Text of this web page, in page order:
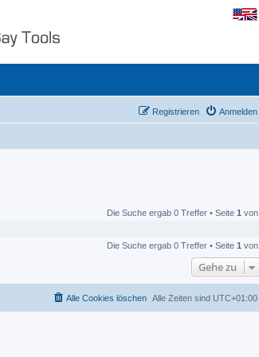
Anmelden
Registrieren
Die Suche ergab 0 Treffer • Seite 1 von
Die Suche ergab 0 Treffer • Seite 1 von
Gehe zu
Alle Zeiten sind UTC+01:00
Alle Cookies löschen